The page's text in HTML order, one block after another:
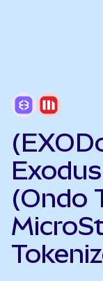
(Ondo